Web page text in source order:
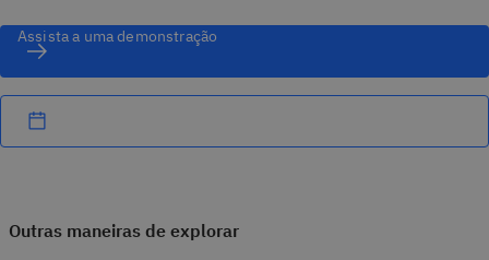
Assista a uma demonstração
Outras maneiras de explorar